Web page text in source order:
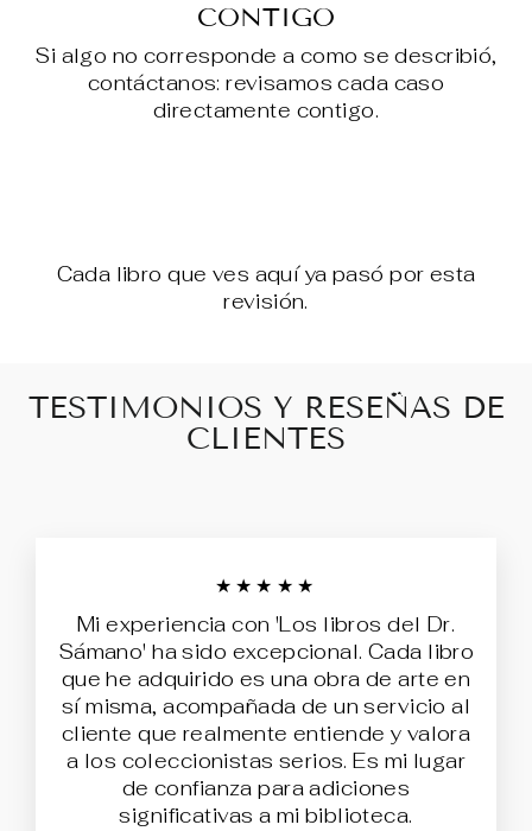
CONTIGO
Si algo no corresponde a como se describió,
contáctanos: revisamos cada caso
directamente contigo.
Cada libro que ves aquí ya pasó por esta
revisión.
TESTIMONIOS Y RESEÑAS DE
CLIENTES
★★★★★
Mi experiencia con 'Los libros del Dr.
Sámano' ha sido excepcional. Cada libro
que he adquirido es una obra de arte en
sí misma, acompañada de un servicio al
cliente que realmente entiende y valora
a los coleccionistas serios. Es mi lugar
de confianza para adiciones
significativas a mi biblioteca.